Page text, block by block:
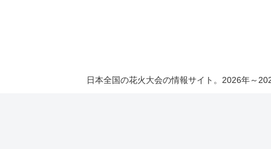
日本全国の花火大会の情報サイト。2026年～